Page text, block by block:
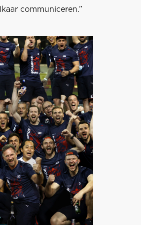
communiceren.”